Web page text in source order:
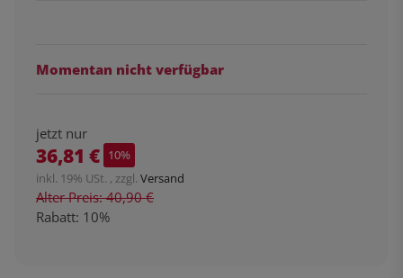
Momentan nicht verfügbar
jetzt nur
36,81 € 10%
inkl. 19% USt. , zzgl. Versand
Alter Preis: 40,90 €
Rabatt: 10%